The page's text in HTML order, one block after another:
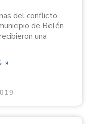
del conflicto
de Belén
una
»